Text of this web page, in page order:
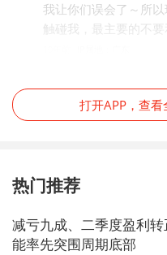
我让你们误会了～所
触碰我，最主要的不要
打开APP，查
热门推荐
减亏九成、二季度盈利
能率先突围周期底部